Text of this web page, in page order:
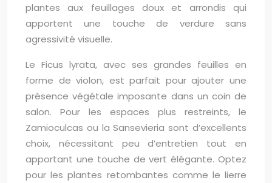
plantes aux feuillages doux et arrondis qui
apportent une touche de verdure sans
agressivité visuelle.
Le Ficus lyrata, avec ses grandes feuilles en
forme de violon, est parfait pour ajouter une
présence végétale imposante dans un coin de
salon. Pour les espaces plus restreints, le
Zamioculcas ou la Sansevieria sont d’excellents
choix, nécessitant peu d’entretien tout en
apportant une touche de vert élégante. Optez
pour les plantes retombantes comme le lierre